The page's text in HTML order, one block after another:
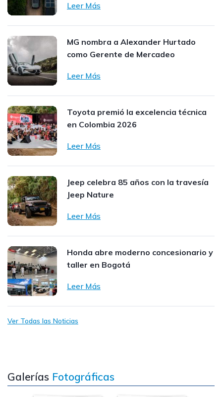
Leer Más
MG nombra a Alexander Hurtado
como Gerente de Mercadeo
Leer Más
Toyota premió la excelencia técnica
en Colombia 2026
Leer Más
Jeep celebra 85 años con la travesía
Jeep Nature
Leer Más
Honda abre moderno concesionario y
taller en Bogotá
Leer Más
Ver Todas las Noticias
Galerías Fotográficas